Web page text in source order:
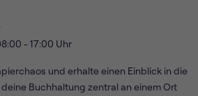
- 17:00 Uhr
und erhalte einen Einblick in die
Buchhaltung zentral an einem Ort